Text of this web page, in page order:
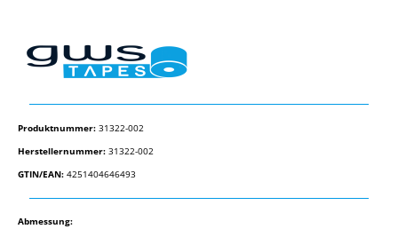
Produktnummer: 31322-002
Herstellernummer: 31322-002
GTIN/EAN: 4251404646493
Abmessung:auswählen